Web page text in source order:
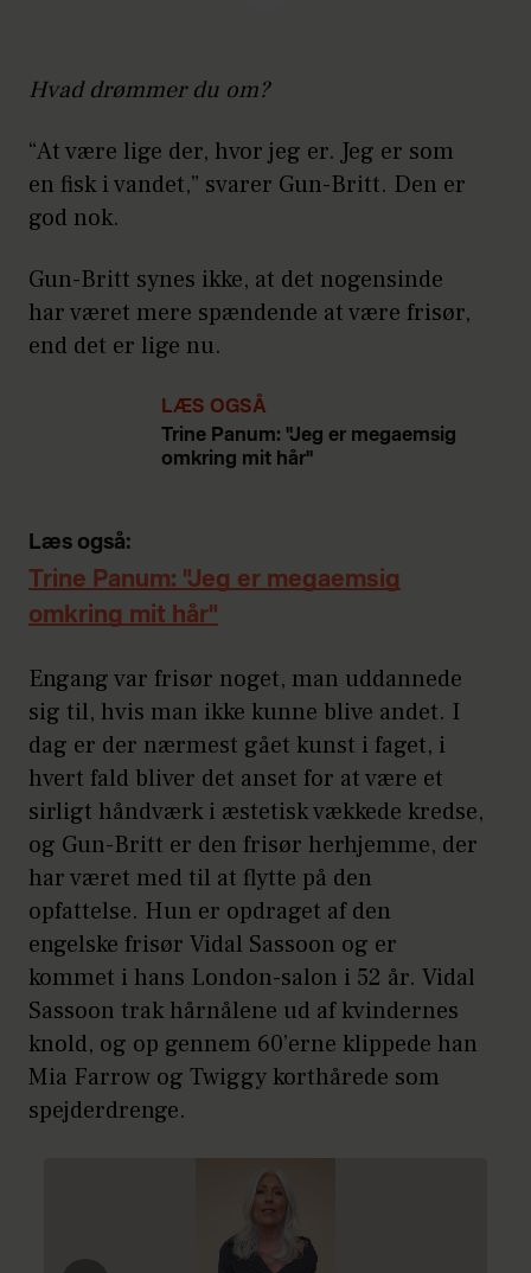
dørene til Operaen og byder
velkommen til årets store kvindefest.⁠
Vi begynder dagen med at byde på en
forfriskende velkomstdrink og en
produkter. Derudover kan du glæde
dig til en dag med spændende talks,
konkurrencer, det store
Guldknapmodeshow med kendte
(bl.a. Gun-Britt!)
catwalken, prisoverrækkelser og gode
Læs mere - og få fingrene i din billet
her.
Hvad drømmer du om?
“At være lige der, hvor jeg er. Jeg er som
en fisk i vandet,” svarer Gun-Britt. Den er
god nok.
Gun-Britt synes ikke, at det nogensinde
har været mere spændende at være frisør,
end det er lige nu.
LÆS OGSÅ
Trine Panum: "Jeg er megaemsig
omkring mit hår"
Læs også:
Trine Panum: "Jeg er megaemsig
omkring mit hår"
Engang var frisør noget, man uddannede
sig til, hvis man ikke kunne blive andet. I
dag er der nærmest gået kunst i faget, i
hvert fald bliver det anset for at være et
sirligt håndværk i æstetisk vækkede kredse,
og Gun-Britt er den frisør herhjemme, der
har været med til at flytte på den
opfattelse. Hun er opdraget af den
engelske frisør Vidal Sassoon og er
kommet i hans London-salon i 52 år. Vidal
Sassoon trak hårnålene ud af kvindernes
knold, og op gennem 60’erne klippede han
Mia Farrow og Twiggy korthårede som
spejderdrenge.